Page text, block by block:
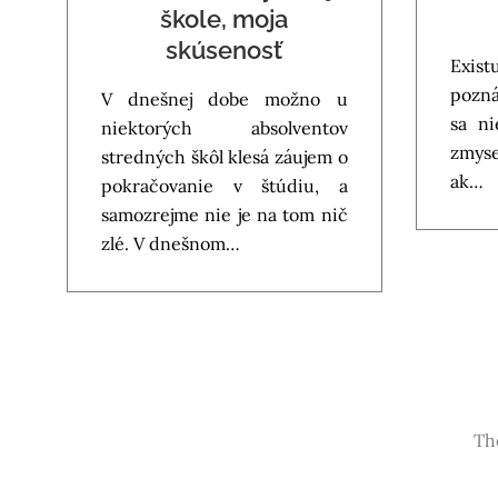
škole, moja
skúsenosť
V dnešnej dobe možno u
niektorých absolventov
stredných škôl klesá záujem o
pokračovanie v štúdiu, a
samozrejme nie je na tom nič
zlé. V dnešnom…
sa
ak…